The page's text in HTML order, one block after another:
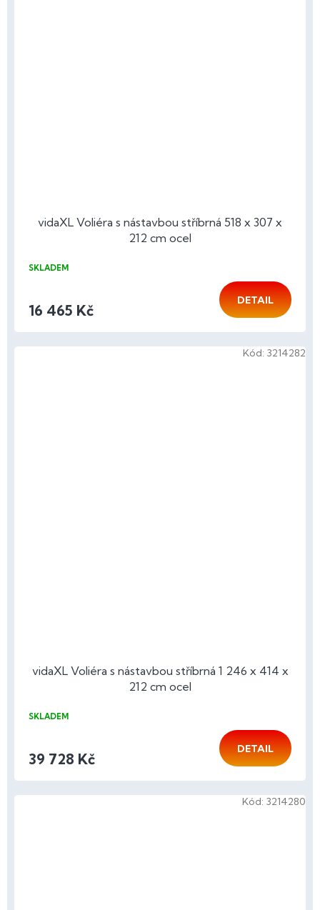
vidaXL Voliéra s nástavbou stříbrná 518 x 307 x
212 cm ocel
SKLADEM
16 465 Kč
DETAIL
vidaXL Voliéra s nástavbou stříbrná 1 246 x 414 x
212 cm ocel
SKLADEM
39 728 Kč
DETAIL
Kód: 3214282
Kód: 3214280